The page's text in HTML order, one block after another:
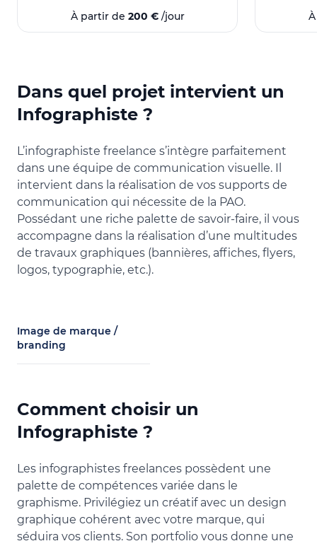
Réseaux sociaux
YouTube
TikTok
Brochure
Création de carte de visite
Communications d'entreprise
À partir de 200 € /jour
Presse
Chaîne
Dans quel projet intervient un
Infographiste ?
L’infographiste freelance s’intègre parfaitement
dans une équipe de communication visuelle. Il
intervient dans la réalisation de vos supports de
communication qui nécessite de la PAO.
Possédant une riche palette de savoir-faire, il vous
accompagne dans la réalisation d’une multitudes
de travaux graphiques (bannières, affiches, flyers,
logos, typographie, etc.).
Image de marque /
branding
Comment choisir un
Infographiste ?
Les infographistes freelances possèdent une
palette de compétences variée dans le
graphisme. Privilégiez un créatif avec un design
graphique cohérent avec votre marque, qui
séduira vos clients. Son portfolio vous donne une